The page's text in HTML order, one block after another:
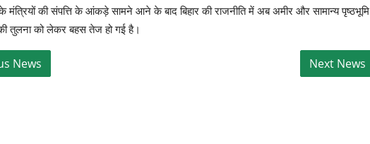
मंत्रियों की संपत्ति के आंकड़े सामने आने के बाद बिहार की राजनीति में अब अमीर और सामान्य पृष्ठभूमि
तुलना को लेकर बहस तेज हो गई है।